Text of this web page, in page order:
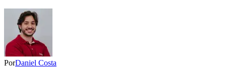
PorDaniel Costa